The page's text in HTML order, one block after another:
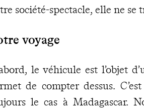
société-spectacle, elle ne se
voyage
le véhicule est l’objet
de compter dessus.
le cas à Madagascar.